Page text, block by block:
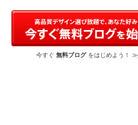
今すぐ 無料ブログをはじめよう！ ≫